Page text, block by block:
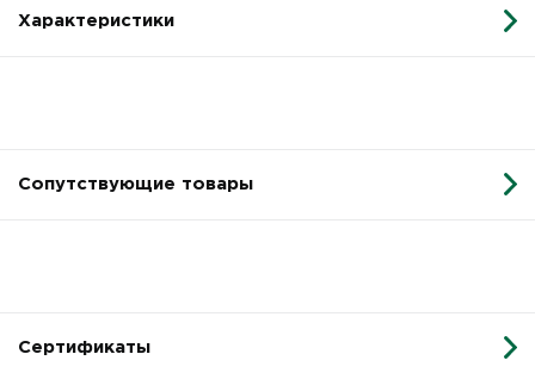
Характеристики
Сопутствующие товары
Сертификаты